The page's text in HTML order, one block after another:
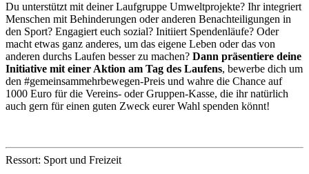
Du unterstützt mit deiner Laufgruppe Umweltprojekte? Ihr integriert
Menschen mit Behinderungen oder anderen Benachteiligungen in
den Sport? Engagiert euch sozial? Initiiert Spendenläufe? Oder
macht etwas ganz anderes, um das eigene Leben oder das von
anderen durchs Laufen besser zu machen? Dann präsentiere deine
Initiative mit einer Aktion am Tag des Laufens, bewerbe dich um
den #gemeinsammehrbewegen-Preis und wahre die Chance auf
1000 Euro für die Vereins- oder Gruppen-Kasse, die ihr natürlich
auch gern für einen guten Zweck eurer Wahl spenden könnt!
Ressort: Sport und Freizeit